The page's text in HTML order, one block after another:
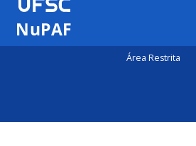
NuPAF
Área Restrita